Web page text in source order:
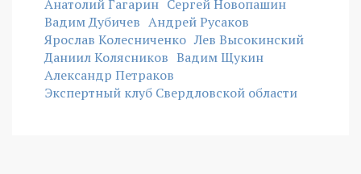
Анатолий Гагарин Сергей Новопашин
Вадим Дубичев Андрей Русаков
Ярослав Колесниченко Лев Высокинский
Даниил Колясников Вадим Щукин
Александр Петраков
Экспертный клуб Свердловской области